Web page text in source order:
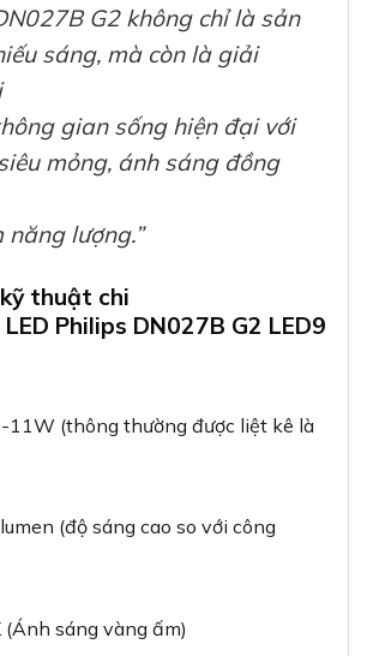
G2 không chỉ là sản
sáng, mà còn là giải
gian sống hiện đại với
mỏng, ánh sáng đồng
năng lượng.”
thuật chi
Philips DN027B G2 LED9
11W (thông thường được liệt kê là
(độ sáng cao so với công
sáng vàng ấm)